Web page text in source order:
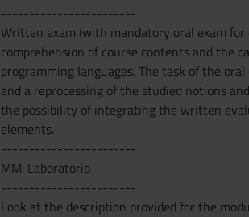
------------------------
Written exam (with mandatory oral exam
comprehension of course contents and the
programming languages. The task of the
and a reprocessing of the studied notions
the possibility of integrating the written
elements.
------------------------
MM: Laboratorio
------------------------
Look at the description provided for the